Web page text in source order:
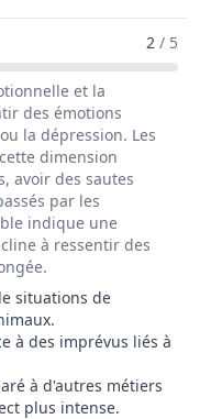
Eleveur / 2 / 5
et la
des émotions
la dépression. Les
dimension
avoir des sautes
par les
indique une
à ressentir des
situations de
à des imprévus liés à
à d'autres métiers
plus intense.